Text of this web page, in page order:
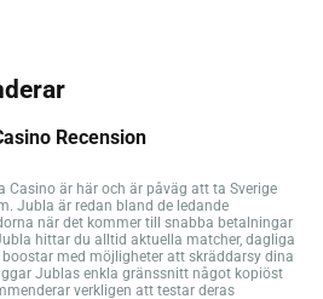
Recension
Casino är här och är påväg att ta Sverige
Jubla är redan bland de ledande
när det kommer till snabba betalningar
hittar du alltid aktuella matcher, dagliga
med möjligheter att skräddarsy dina
Jublas enkla gränssnitt något kopiöst
verkligen att testar deras